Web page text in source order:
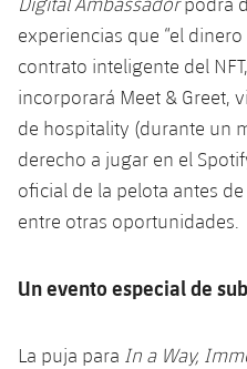
experiencias que “el
contrato inteligente del
incorporará Meet & Greet,
de hospitality (durante un
derecho a jugar en el
oficial de la pelota antes
entre otras oportunidades.
Un evento especial de
La puja para In a Way,